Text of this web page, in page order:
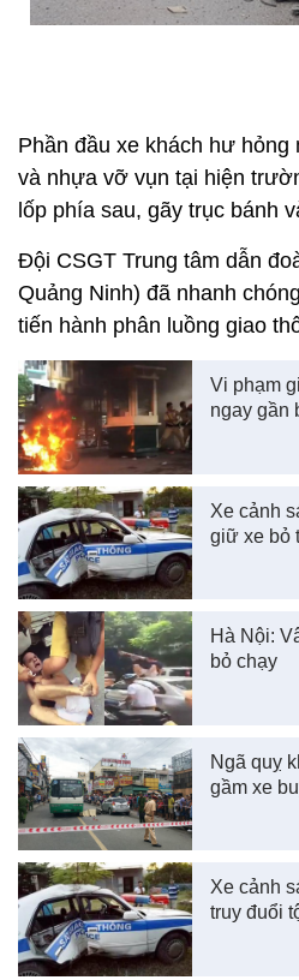
Phần đầu xe khách hư hỏng
và nhựa vỡ vụn tại hiện
lốp phía sau, gãy trục bánh
Đội CSGT Trung tâm dẫn
Quảng Ninh) đã nhanh
tiến hành phân luồng giao
Vi phạm
ngay gần
Xe cảnh
giữ xe bỏ
Hà Nội:
bỏ chạy
Ngã quỵ
gầm xe
Xe cảnh
truy đuổi